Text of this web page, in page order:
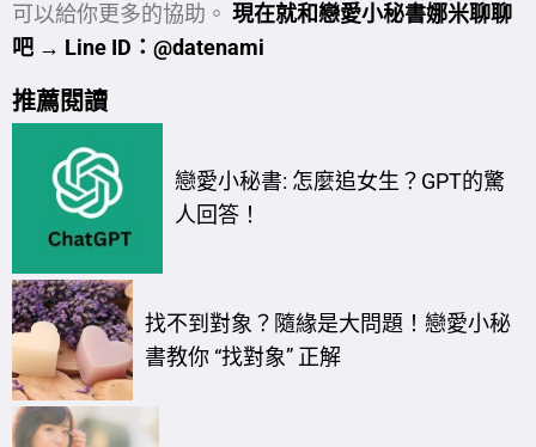
可以給你更多的協助。 現在就和戀愛小秘書娜米聊聊
吧 → Line ID：@datenami
推薦閱讀
戀愛小秘書: 怎麼追女生？GPT的驚
人回答！
找不到對象？隨緣是大問題！戀愛小秘
書教你 “找對象” 正解